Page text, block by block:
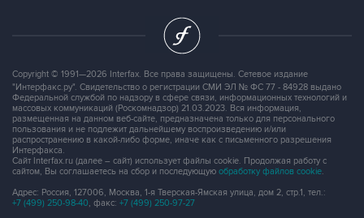
Copyright © 1991—2026 Interfax. Все права защищены. Сетевое издание
"Интерфакс.ру". Свидетельство о регистрации СМИ ЭЛ № ФС 77 - 84928 выдано
Федеральной службой по надзору в сфере связи, информационных технологий и
массовых коммуникаций (Роскомнадзор) 21.03.2023. Вся информация,
размещенная на данном веб-сайте, предназначена только для персонального
пользования и не подлежит дальнейшему воспроизведению и/или
распространению в какой-либо форме, иначе как с письменного разрешения
Интерфакса.
Сайт Interfax.ru (далее – сайт) использует файлы cookie. Продолжая работу с
сайтом, Вы соглашаетесь на сбор и последующую обработку файлов cookie.
Адрес: Россия, 127006, Москва, 1-я Тверская-Ямская улица, дом 2, стр.1, тел.:
+7 (499) 250-98-40, факс: +7 (499) 250-97-27